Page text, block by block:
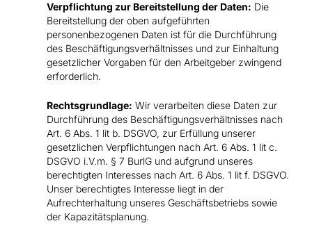
Verpflichtung zur Bereitstellung der Daten: Die
Bereitstellung der oben aufgeführten
personenbezogenen Daten ist für die Durchführung
des Beschäftigungsverhältnisses und zur Einhaltung
gesetzlicher Vorgaben für den Arbeitgeber zwingend
erforderlich.
Rechtsgrundlage: Wir verarbeiten diese Daten zur
Durchführung des Beschäftigungsverhältnisses nach
Art. 6 Abs. 1 lit b. DSGVO, zur Erfüllung unserer
gesetzlichen Verpflichtungen nach Art. 6 Abs. 1 lit c.
DSGVO i.V.m. § 7 BurlG und aufgrund unseres
berechtigten Interesses nach Art. 6 Abs. 1 lit f. DSGVO.
Unser berechtigtes Interesse liegt in der
Aufrechterhaltung unseres Geschäftsbetriebs sowie
der Kapazitätsplanung.